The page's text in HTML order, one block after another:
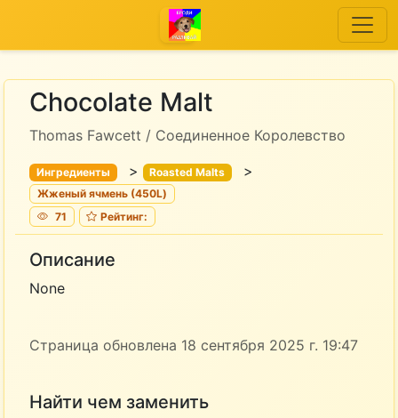
Chocolate Malt
Thomas Fawcett / Соединенное Королевство
Ингредиенты > Roasted Malts >
Жженый ячмень (450L)
71
Рейтинг:
Описание
None
Страница обновлена 18 сентября 2025 г. 19:47
Найти чем заменить